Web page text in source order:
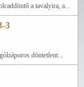
a tavalyira, a...
3
döntetlent...